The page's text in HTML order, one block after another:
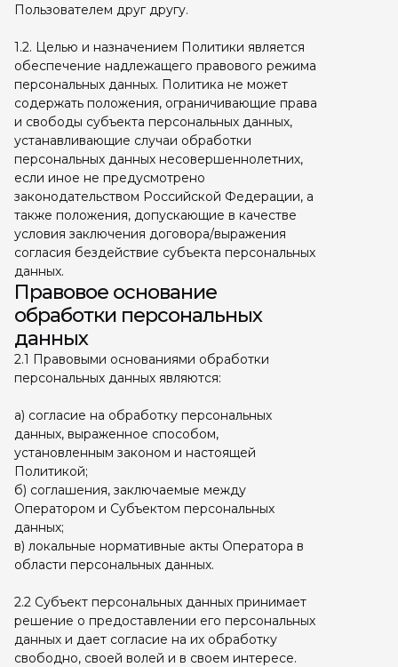
Пользователем друг другу.
1.2. Целью и назначением Политики является
обеспечение надлежащего правового режима
персональных данных. Политика не может
содержать положения, ограничивающие права
и свободы субъекта персональных данных,
устанавливающие случаи обработки
персональных данных несовершеннолетних,
если иное не предусмотрено
законодательством Российской Федерации, а
также положения, допускающие в качестве
условия заключения договора/выражения
согласия бездействие субъекта персональных
данных.
Правовое основание
обработки персональных
данных
2.1 Правовыми основаниями обработки
персональных данных являются:
а) согласие на обработку персональных
данных, выраженное способом,
установленным законом и настоящей
Политикой;
б) соглашения, заключаемые между
Оператором и Субъектом персональных
данных;
в) локальные нормативные акты Оператора в
области персональных данных.
2.2 Субъект персональных данных принимает
решение о предоставлении его персональных
данных и дает согласие на их обработку
свободно, своей волей и в своем интересе.